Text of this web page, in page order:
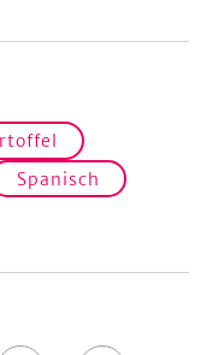
Spanisch